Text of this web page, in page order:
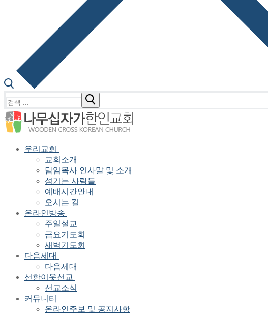
색
:
우리교회
교회소개
담임목사 인사말 및 소개
섬기는 사람들
예배시간안내
오시는 길
온라인방송
주일설교
금요기도회
새벽기도회
다음세대
다음세대
선한이웃선교
선교소식
커뮤니티
온라인주보 및 공지사항